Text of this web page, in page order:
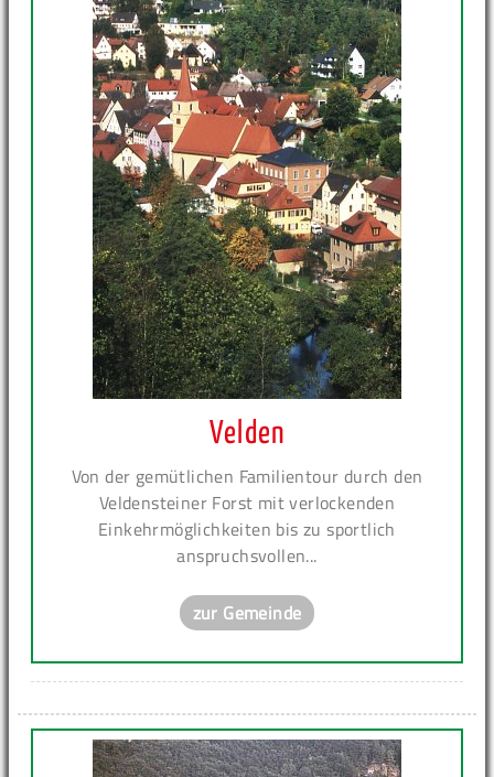
Velden
Von der gemütlichen Familientour durch den
Veldensteiner Forst mit verlockenden
Einkehrmöglichkeiten bis zu sportlich
anspruchsvollen...
zur Gemeinde